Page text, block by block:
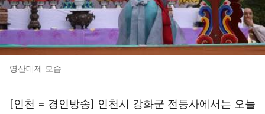
영산대제 모습
[인천 = 경인방송] 인천시 강화군 전등사에서는 오늘